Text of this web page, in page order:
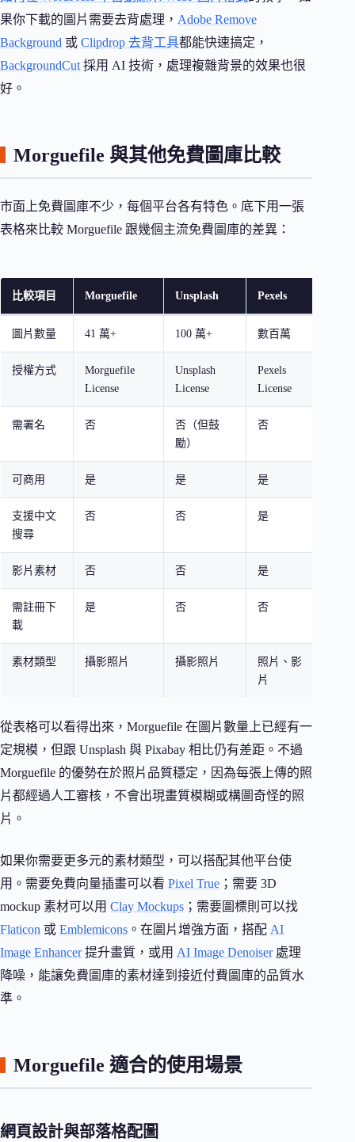
果你下載的圖片需要去背處理， Adobe Remove
Background 或 Clipdrop 去背工具都能快速搞定，
BackgroundCut 採用 AI 技術，處理複雜背景的效果也很
好。
Morguefile 與其他免費圖庫比較
市面上免費圖庫不少，每個平台各有特色。底下用一張
表格來比較 Morguefile 跟幾個主流免費圖庫的差異：
比較項目 Morguefile Unsplash Pexels
圖片數量 41 萬+ 100 萬+ 數百萬
授權方式
Morguefile
License
Unsplash
License
Pexels
License
需署名 否
否（但鼓
勵）
否
可商用 是 是 是
支援中文
搜尋
否 否 是
影片素材 否 否 是
需註冊下
載
是 否 否
素材類型 攝影照片 攝影照片
照片、影
片
從表格可以看得出來，Morguefile 在圖片數量上已經有一
定規模，但跟 Unsplash 與 Pixabay 相比仍有差距。不過
Morguefile 的優勢在於照片品質穩定，因為每張上傳的照
片都經過人工審核，不會出現畫質模糊或構圖奇怪的照
片。
如果你需要更多元的素材類型，可以搭配其他平台使
用。需要免費向量插畫可以看 Pixel True ；需要 3D
mockup 素材可以用 Clay Mockups ；需要圖標則可以找
Flaticon 或 Emblemicons 。在圖片增強方面，搭配 AI
Image Enhancer提升畫質，或用 AI Image Denoiser處理
降噪，能讓免費圖庫的素材達到接近付費圖庫的品質水
準。
Morguefile 適合的使用場景
網頁設計與部落格配圖